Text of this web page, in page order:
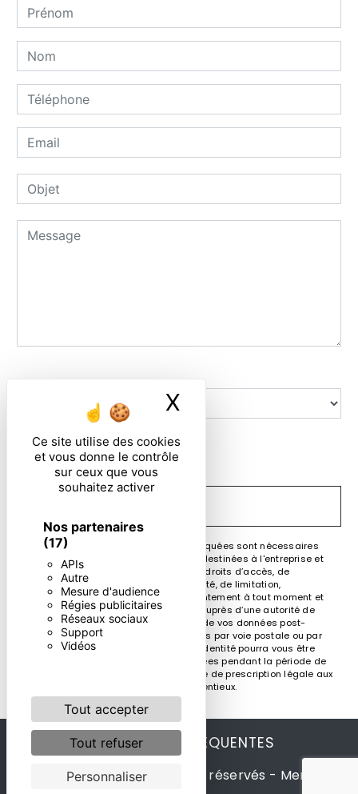
Ce site utilise des cookies
et vous donne le contrôle
sur ceux que vous
souhaitez activer
Nos partenaires
(17)
APIs
Autre
Mesure d'audience
Régies publicitaires
Réseaux sociaux
Support
Vidéos
Tout accepter
Tout refuser
Personnaliser
X Masquer le
En cochant cette case, j'accepte les conditions
particulières ci-dessous **
** Les données personnelles communiquées sont nécessaires
aux fins de vous contacter. Elles sont destinées à l'entreprise et
ses sous-traitants. Vous disposez de droits d’accès, de
rectification, d’effacement, de portabilité, de limitation,
d’opposition, de retrait de votre consentement à tout moment et
du droit d’introduire une réclamation auprès d’une autorité de
contrôle, ainsi que d’organiser le sort de vos données post-
mortem. Vous pouvez exercer ces droits par voie postale ou par
courrier électronique. Un justificatif d'identité pourra vous être
demandé. Nous conservons vos données pendant la période de
prise de contact puis pendant la durée de prescription légale aux
fins probatoire et de gestion des contentieux.
RECHERCHES FRÉQUENTES
Vistalid- 2026 - Tous droits réservés - Mentions